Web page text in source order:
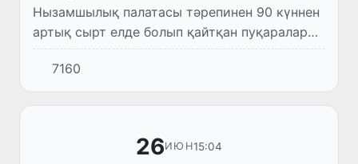
Нызамшылық палатасы тәрепинен 90 күннен
артық сырт елде болып қайтқан пуқараларды
АИВ (инсан иммунитет жетиспеўшилиги
вирусы) инфекциясына мәжбүрий
медициналық тексериўден өткериўд...
7160
26ИЮН15:04